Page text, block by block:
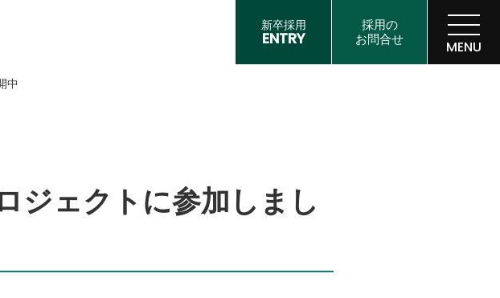
新卒採用
ENTRY
採用の
お問合せ
用情報
MENU
中
ジェクトに参加しまし